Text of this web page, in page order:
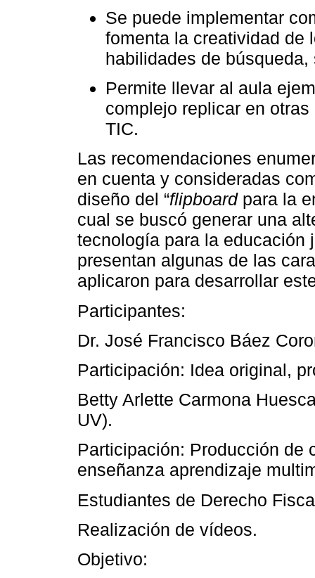
Se puede implementar
fomenta la creatividad de
habilidades de
Permite llevar al aula
complejo replicar en
TIC.
Las recomendaciones
en cuenta y consideradas
diseño del “flipboardpara la
cual se buscó generar una
tecnología para la educación
presentan algunas de las
aplicaron para desarrollar
Participantes:
Dr. José Francisco Báez
Participación: Idea original,
Betty Arlette Carmona
UV).
Participación: Producción de
enseñanza aprendizaje
Estudiantes de Derecho
Realización de vídeos.
Objetivo: